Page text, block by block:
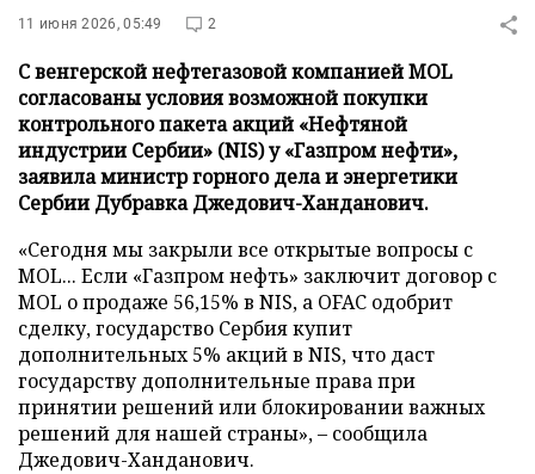
11 июня 2026, 05:49 2
С венгерской нефтегазовой компанией MOL
согласованы условия возможной покупки
контрольного пакета акций «Нефтяной
индустрии Сербии» (NIS) у «Газпром нефти»,
заявила министр горного дела и энергетики
Сербии Дубравка Джедович-Ханданович.
«Сегодня мы закрыли все открытые вопросы с
MOL... Если «Газпром нефть» заключит договор с
MOL о продаже 56,15% в NIS, а OFAC одобрит
сделку, государство Сербия купит
дополнительных 5% акций в NIS, что даст
государству дополнительные права при
принятии решений или блокировании важных
решений для нашей страны», – сообщила
Джедович-Ханданович.